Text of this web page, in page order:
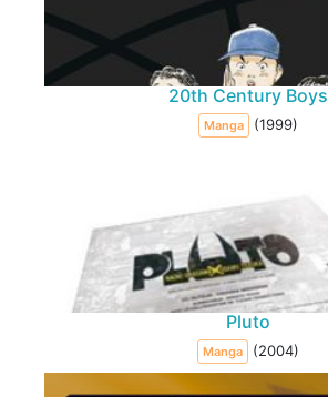
20th Century Boys
Manga (1999)
Pluto
Manga (2004)